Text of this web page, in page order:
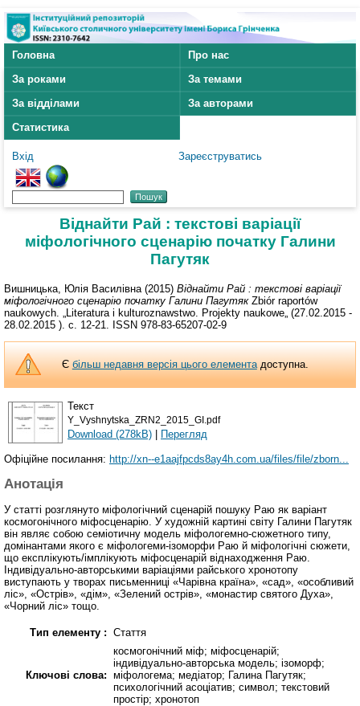
Головна
Про нас
За роками
За темами
За відділами
За авторами
Статистика
Вхід Зареєструватись
Віднайти Рай : текстові варіації
міфологічного сценарію початку Галини
Пагутяк
Вишницька, Юлія Василівна (2015) Віднайти Рай : текстові варіації
міфологічного сценарію початку Галини ПагутякZbiór raportów
naukowych. „Literatura i kulturoznawstwo. Projekty naukowe„ (27.02.2015 -
28.02.2015 ). с. 12-21. ISSN 978-83-65207-02-9
Єбільш недавня версія цього елементадоступна.
Текст
Y_Vyshnytska_ZRN2_2015_GI.pdf
Download (278kB) Перегляд
Офіційне посилання: http://xn--e1aajfpcds8ay4h.com.ua/files/file/zborn...
Анотація
У статті розглянуто міфологічний сценарій пошуку Раю як варіант
космогонічного міфосценарію. У художній картині світу Галини Пагутяк
він являє собою семіотичну модель міфологемно-сюжетного типу,
домінантами якого є міфологеми-ізоморфи Раю й міфологічні сюжети,
що експлікують/імплікують міфосценарій віднаходження Раю.
Індивідуально-авторськими варіаціями райського хронотопу
виступають у творах письменниці «Чарівна країна», «сад», «особливий
ліс», «Острів», «дім», «Зелений острів», «монастир святого Духа»,
«Чорний ліс» тощо.
Тип елементу : Стаття
Ключові слова:
космогонічний міф; міфосценарій;
індивідуально-авторська модель; ізоморф;
міфологема; медіатор; Галина Пагутяк;
психологічний асоціатив; символ; текстовий
простір; хронотоп